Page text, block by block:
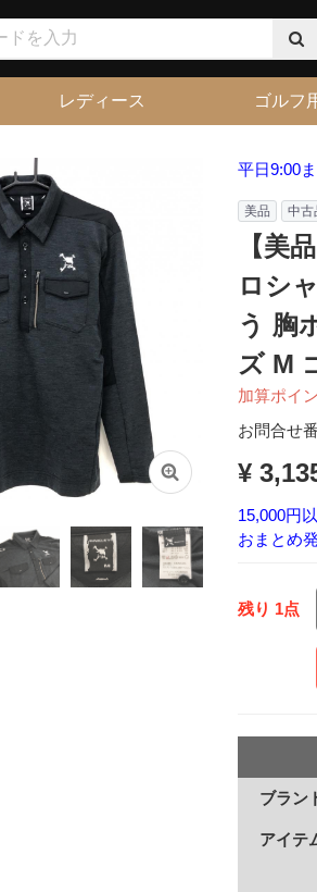
レディース ゴルフ
平日9:00
美品 中古
【美
ロシ
う 胸
ズ M
加算ポイ
お問合せ
¥
15,000円
おまとめ
残り 1点
ブラン
アイテ